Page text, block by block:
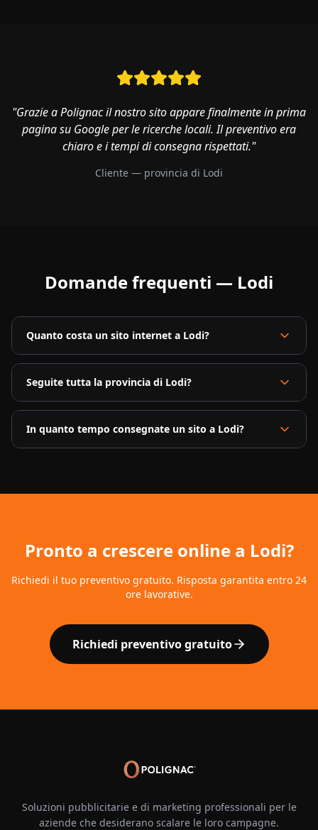
"Grazie a Polignac il nostro sito appare finalmente in prima
pagina su Google per le ricerche locali. Il preventivo era
chiaro e i tempi di consegna rispettati."
Cliente — provincia di Lodi
Domande frequenti — Lodi
Quanto costa un sito internet a Lodi?
Seguite tutta la provincia di Lodi?
In quanto tempo consegnate un sito a Lodi?
Pronto a crescere online a Lodi?
Richiedi il tuo preventivo gratuito. Risposta garantita entro 24
ore lavorative.
Richiedi preventivo gratuito
Soluzioni pubblicitarie e di marketing professionali per le
aziende che desiderano scalare le loro campagne.